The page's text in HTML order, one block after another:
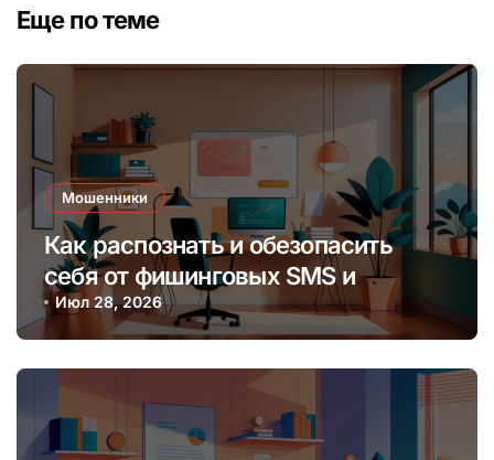
Еще по теме
Мошенники
Как распознать и обезопасить
себя от фишинговых SMS и
мессенджеров онлайн
Июл 28, 2026